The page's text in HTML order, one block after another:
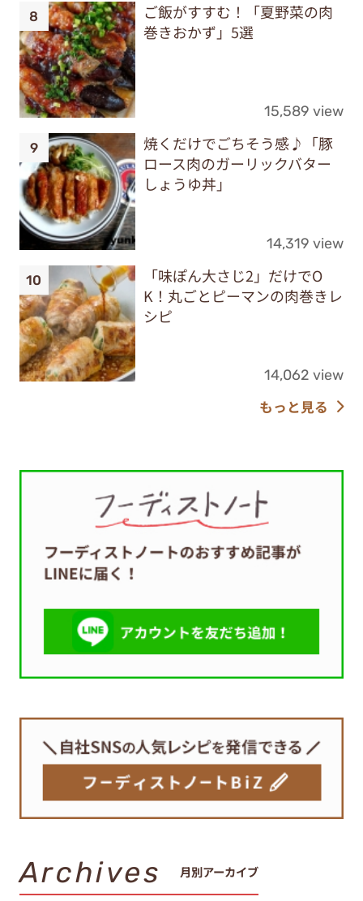
ご飯がすすむ！「夏野菜の肉
巻きおかず」5選
15,589 view
焼くだけでごちそう感♪「豚
ロース肉のガーリックバター
しょうゆ丼」
14,319 view
「味ぽん大さじ2」だけでO
K！丸ごとピーマンの肉巻きレ
シピ
14,062 view
もっと見る
Archives 月別アーカイブ